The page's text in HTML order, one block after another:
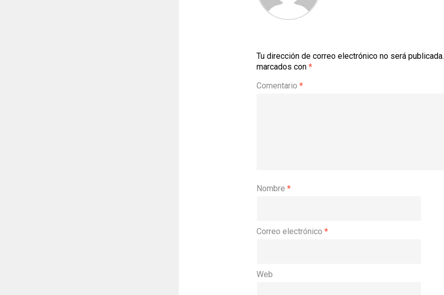
Tu dirección de correo electrónico no será publicada.
marcados con *
Comentario *
Nombre *
Correo electrónico *
Web